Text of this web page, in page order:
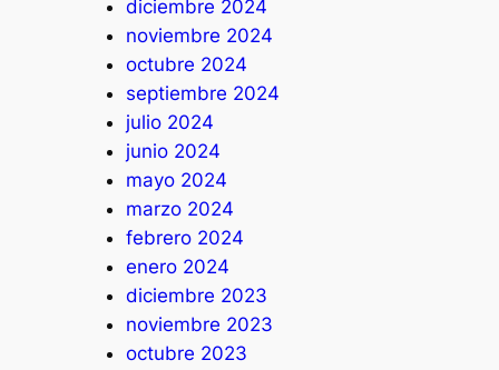
diciembre 2024
noviembre 2024
octubre 2024
septiembre 2024
julio 2024
junio 2024
mayo 2024
marzo 2024
febrero 2024
enero 2024
diciembre 2023
noviembre 2023
octubre 2023